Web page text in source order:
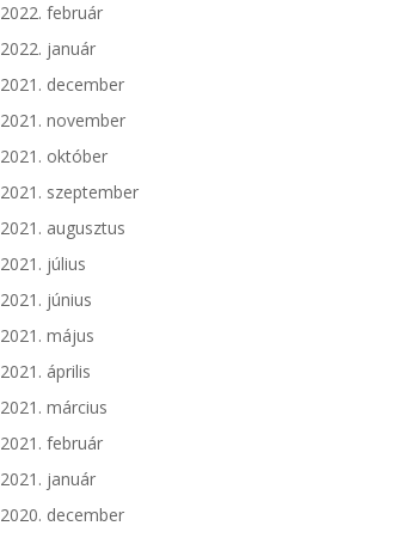
2022. február
2022. január
2021. december
2021. november
2021. október
2021. szeptember
2021. augusztus
2021. július
2021. június
2021. május
2021. április
2021. március
2021. február
2021. január
2020. december